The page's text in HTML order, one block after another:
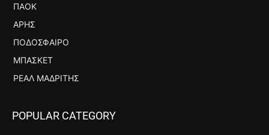
ΠΑΟΚ
ΆΡΗΣ
ΠΟΔΌΣΦΑΙΡΟ
ΜΠΆΣΚΕΤ
ΡΕΆΛ ΜΑΔΡΊΤΗΣ
POPULAR CATEGORY